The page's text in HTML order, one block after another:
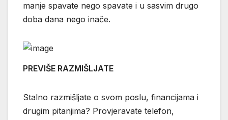
manje spavate nego spavate i u sasvim drugo
doba dana nego inače.
PREVIŠE RAZMIŠLJATE
Stalno razmišljate o svom poslu, financijama i
drugim pitanjima? Provjeravate telefon,